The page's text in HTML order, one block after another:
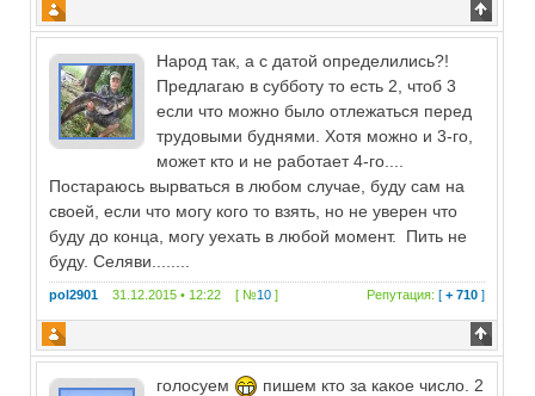
Народ так, а с датой определились?!
Предлагаю в субботу то есть 2, чтоб 3
если что можно было отлежаться перед
трудовыми буднями. Хотя можно и 3-го,
может кто и не работает 4-го....
Постараюсь вырваться в любом случае, буду сам на
своей, если что могу кого то взять, но не уверен что
буду до конца, могу уехать в любой момент. Пить не
буду. Селяви........
pol2901 31.12.2015 • 12:22 [ №10 ] Репутация: [+ 710 ]
голосуем
пишем кто за какое число. 2